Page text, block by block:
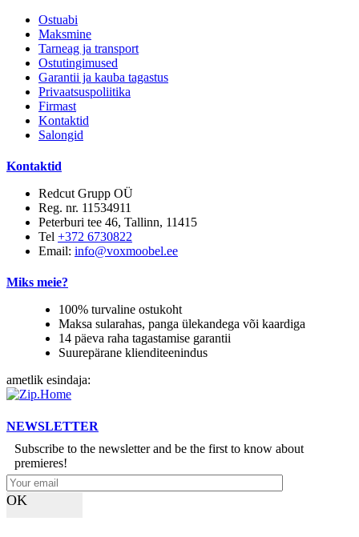
Ostuabi
Maksmine
Tarneag ja transport
Ostutingimused
Garantii ja kauba tagastus
Privaatsuspoliitika
Firmast
Kontaktid
Salongid
Kontaktid
Redcut Grupp OÜ
Reg. nr. 11534911
Peterburi tee 46, Tallinn, 11415
Tel +372 6730822
Email: info@voxmoobel.ee
Miks meie?
100% turvaline ostukoht
Maksa sularahas, panga ülekandega või kaardiga
14 päeva raha tagastamise garantii
Suurepärane klienditeenindus
ametlik esindaja:
NEWSLETTER
Subscribe to the newsletter and be the first to know about
premieres!
OK